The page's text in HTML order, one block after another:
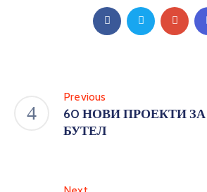
Previous
60 НОВИ ПРОЕКТИ
БУТЕЛ